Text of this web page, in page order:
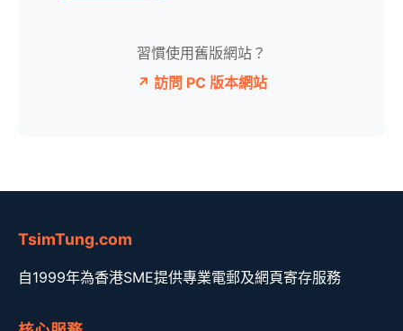
習慣使用舊版網站？
↗ 訪問 PC 版本網站
TsimTung.com
自1999年為香港SME提供專業電郵及網頁寄存服務